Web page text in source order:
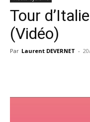
Tour
(Vidéo)
Par Laurent DEVERNET -